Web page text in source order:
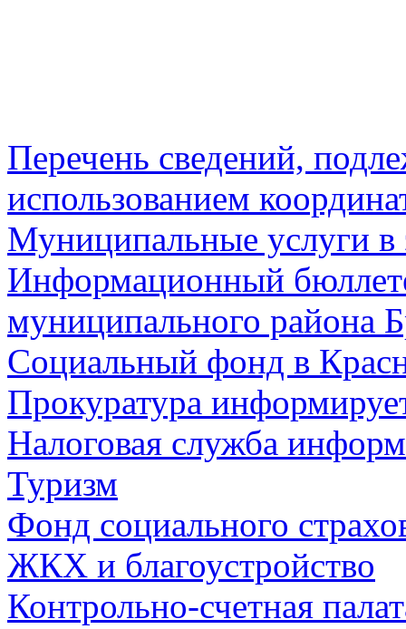
Перечень сведений,
использованием
Муниципальные услуги в
Информационный
муниципального района
Социальный фонд в
Прокуратура
Налоговая служба
Туризм
Фонд социального
ЖКХ и благоустройство
Контрольно-счетная